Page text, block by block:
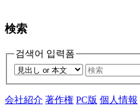
検索
검색어 입력폼
会社紹介 著作権 PC版 個人情報